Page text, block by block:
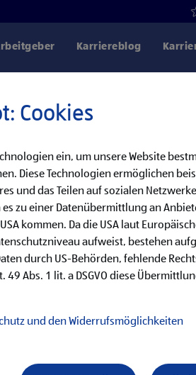
Karriereblog
wir haben noch
für dein Interesse!
abonniere deinen persönlichen
Jobalarm
Cookies
ein, um unsere Website
Diese Technologien ermöglichen
und das Teilen auf sozialen
zu einer Datenübermittlung an
kommen. Da die USA laut
aufweist, bestehen
durch US-Behörden, fehlende
Abs. 1 lit. a DSGVO diese
und den Widerrufsmöglichkeiten